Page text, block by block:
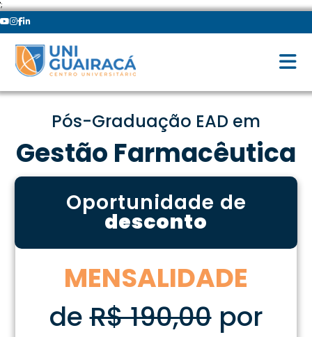
';
Pós-Graduação EAD em
Gestão Farmacêutica
Oportunidade de
desconto
MENSALIDADE
deR$ 190,00por